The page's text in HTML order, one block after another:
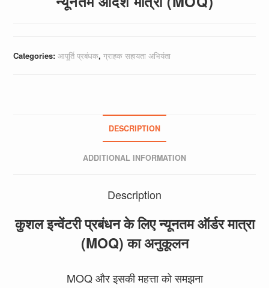
Categories:आपूर्ति प्रबंधक,ग्राहक सहायता अभियंता
DESCRIPTION
ADDITIONAL INFORMATION
Description
कुशल इन्वेंटरी प्रबंधन के लिए न्यूनतम ऑर्डर मात्रा
(MOQ) का अनुकूलन
MOQ और इसकी महत्ता को समझना